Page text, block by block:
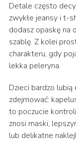
Detale często
zwykłe jeansy i t-
dodasz opaskę na
szablę. Z kolei
charakteru, gdy
lekka peleryna.
Dzieci bardzo
zdejmować:
to poczucie
znosi maski,
lub delikatne